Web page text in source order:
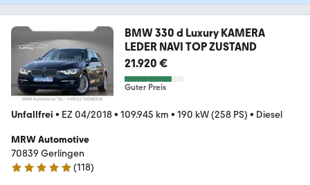
BMW 330 d Luxury KAMERA
LEDER NAVI TOP ZUSTAND
21.920 €
Guter Preis
Unfallfrei • EZ 04/2018• 109.945 km • 190 kW (258 PS) • Diesel
MRW Automotive
70839 Gerlingen
4.9 Sterne
(118)